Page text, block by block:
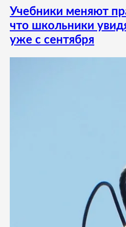
Учебники меняют
что школьники
уже с сентября